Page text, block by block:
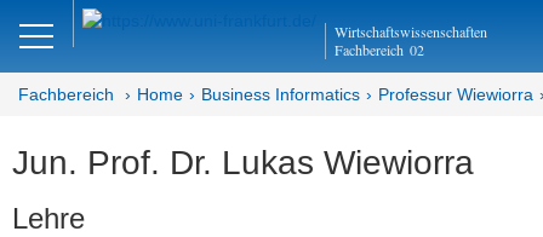
Wirtschaftswissenschaften
Fachbereich 02
DE Close
Business Informatics
Abteilung Wirtschaftsinformatik
Fachbereich Home Business Informatics Professur Wiewiorra
Jun. Prof. Dr. Lukas Wiewiorra
Lehre